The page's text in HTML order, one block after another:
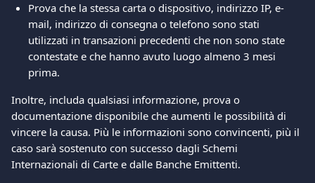
Prova che la stessa carta o dispositivo, indirizzo IP, e-
mail, indirizzo di consegna o telefono sono stati
utilizzati in transazioni precedenti che non sono state
contestate e che hanno avuto luogo almeno 3 mesi
prima.
Inoltre, includa qualsiasi informazione, prova o
documentazione disponibile che aumenti le possibilità di
vincere la causa. Più le informazioni sono convincenti, più il
caso sarà sostenuto con successo dagli Schemi
Internazionali di Carte e dalle Banche Emittenti.